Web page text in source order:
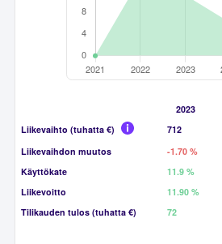
2023
Liikevaihto (tuhatta €)
712
Liikevaihdon muutos
-1.70 %
Käyttökate
11.9 %
Liikevoitto
11.90 %
Tilikauden tulos (tuhatta €)
72